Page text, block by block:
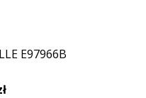
E97966B